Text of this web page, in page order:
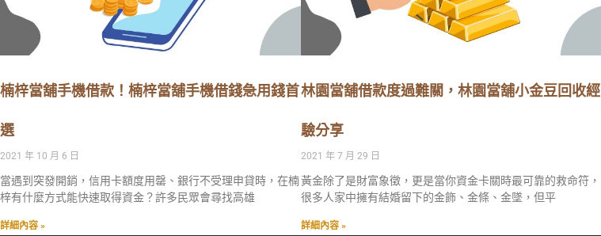
楠梓當舖手機借款！楠梓當舖手機借錢急用錢首
選
2021 年 10 月 6 日
當遇到突發開銷，信用卡額度用罄、銀行不受理申貸時，在楠
梓有什麼方式能快速取得資金？許多民眾會尋找高雄
詳細內容 »
林園當舖借款度過難關，林園當舖小金豆回收經
驗分享
2021 年 7 月 29 日
黃金除了是財富象徵，更是當你資金卡關時最可靠的救命符，
很多人家中擁有結婚留下的金飾、金條、金墜，但平
詳細內容 »